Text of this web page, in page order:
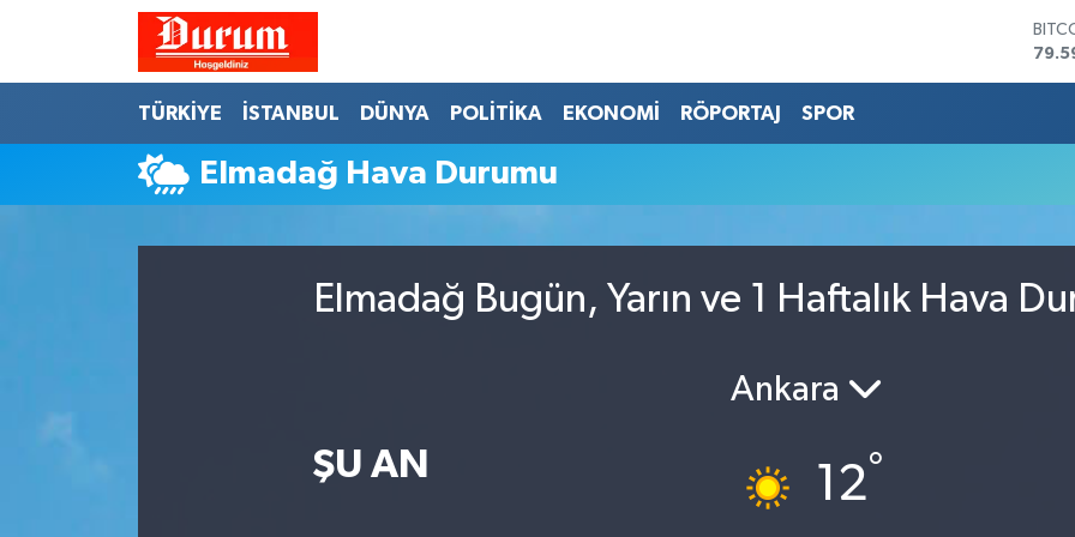
TÜRKİYE İSTANBUL DÜNYA POLİTİKA EKONOMİ RÖPORTAJ SPOR
Elmadağ Hava Durumu
Elmadağ Bugün, Yarın ve 1 Haftalık Hava
ŞU AN
Ankara
12°
Hava Durumu